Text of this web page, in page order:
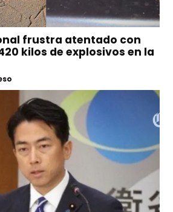
frustra atentado con
kilos de explosivos en la